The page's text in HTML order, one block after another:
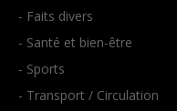
- Faits divers
- Santé et bien-être
- Sports
- Transport / Circulation